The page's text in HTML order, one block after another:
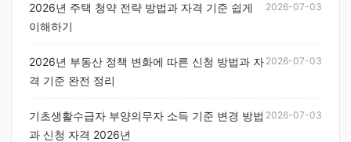
2026년 주택 청약 전략 방법과 자격 기준 쉽게
이해하기
2026-07-03
2026년 부동산 정책 변화에 따른 신청 방법과 자
격 기준 완전 정리
2026-07-03
기초생활수급자 부양의무자 소득 기준 변경 방법
과 신청 자격 2026년
2026-07-03